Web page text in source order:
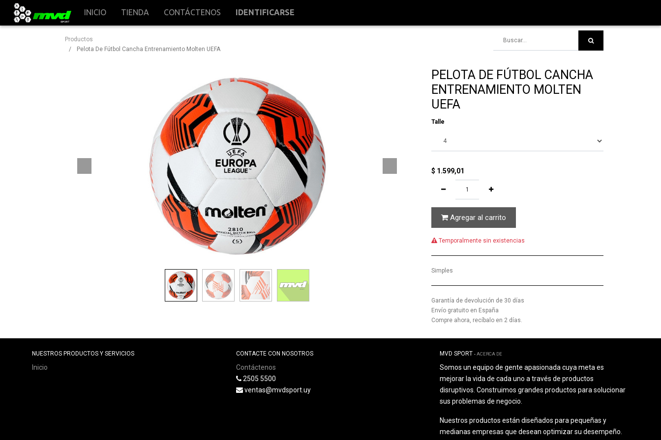
INICIO TIENDA CONTÁCTENOS IDENTIFICARSE
Productos
Pelota De Fútbol Cancha Entrenamiento Molten UEFA
PELOTA DE FÚTBOL CANCHA
ENTRENAMIENTO MOLTEN
UEFA
Talle
$ 1.599,01
Agregar al carrito
Temporalmente sin existencias
Simples
Garantía de devolución de 30 días
Envío gratuito en España
Compre ahora, recíbalo en 2 días.
NUESTROS PRODUCTOS Y SERVICIOS
Inicio
CONTACTE CON NOSOTROS
Contáctenos
2505 5500
ventas@mvdsport.uy
MVD SPORT -ACERCA DE
Somos un equipo de gente apasionada cuya meta es
mejorar la vida de cada uno a través de productos
disruptivos. Construimos grandes productos para solucionar
sus problemas de negocio.
Nuestros productos están diseñados para pequeñas y
medianas empresas que desean optimizar su desempeño.